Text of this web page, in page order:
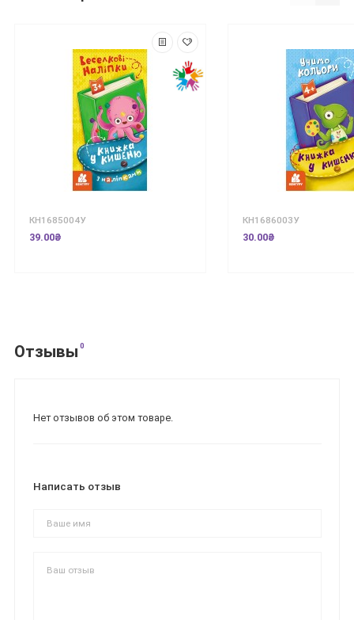
КН1685004У
39.00₴
КН1686003У
30.00₴
Отзывы 0
Нет отзывов об этом товаре.
Написать отзыв